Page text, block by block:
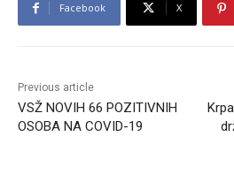
Facebook X
Previous article
VSŽ NOVIH 66 POZITIVNIH
OSOBA NA COVID-19